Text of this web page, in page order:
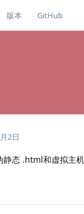
版本 GitHub
2日
静态 .html和虚拟主